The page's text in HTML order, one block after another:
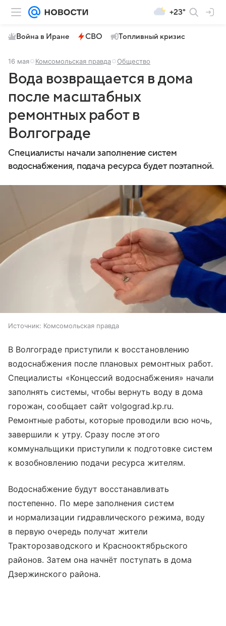
+23°
Война в Иране СВО Топливный кризис
16 мая Комсомольская правда Общество
Вода возвращается в дома
после масштабных
ремонтных работ в
Волгограде
Специалисты начали заполнение систем
водоснабжения, подача ресурса будет поэтапной.
Источник: Комсомольская правда
В Волгограде приступили к восстановлению
водоснабжения после плановых ремонтных работ.
Специалисты «Концессий водоснабжения» начали
заполнять системы, чтобы вернуть воду в дома
горожан, сообщает сайт volgograd.kp.ru.
Ремонтные работы, которые проводили всю ночь,
завершили к утру. Сразу после этого
коммунальщики приступили к подготовке систем
к возобновлению подачи ресурса жителям.
Водоснабжение будут восстанавливать
постепенно. По мере заполнения систем
и нормализации гидравлического режима, воду
в первую очередь получат жители
Тракторозаводского и Краснооктябрьского
районов. Затем она начнёт поступать в дома
Дзержинского района.